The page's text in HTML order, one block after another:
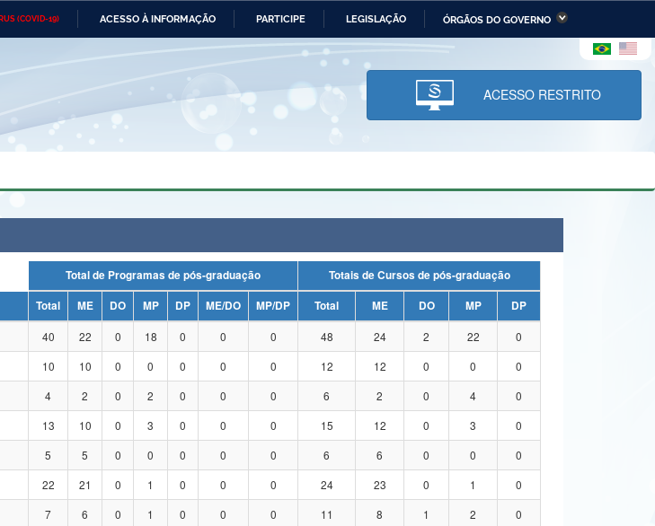
(COVID-19) ACESSO À INFORMAÇÃO PARTICIPE LEGISLAÇÃO ÓRGÃOS DO GOVERNO
Ministério das Relações Ministério da Economia Ministério da Infraestrutura
Ministério da Ciência,
Tecnologia, Inovações e
Comunicações
e dos Direitos Humanos
Banco Central do Brasil Planalto
ACESSO RESTRITO
Total de Programas de pós-graduação
Totais de Cursos de pós-graduação
Total ME DO MP DP ME/DO MP/DP Total ME DO MP
DP
40 22 0 18 0 0 0 48 24 2 22
0
10 10 0 0 0 0 0 12 12 0 0
0
4 2 0 2 0 0 0 6 2 0 4
0
13 10 0 3 0 0 0 15 12 0 3
0
5 5 0 0 0 0 0 6 6 0 0
0
22 21 0 1 0 0 0 24 23 0 1
0
7 6 0 1 0 0 0 11 8 1 2
0